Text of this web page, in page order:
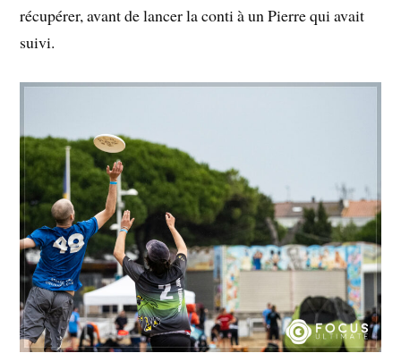
récupérer, avant de lancer la conti à un Pierre qui avait
suivi.